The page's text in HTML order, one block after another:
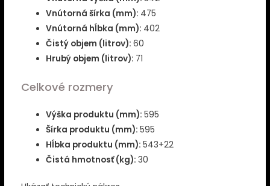
Vnútorná šírka (mm): 475
Vnútorná hĺbka (mm): 402
Čistý objem (litrov): 60
Hrubý objem (litrov): 71
Celkové rozmery
Výška produktu (mm): 595
Šírka produktu (mm): 595
Hĺbka produktu (mm): 543+22
Čistá hmotnosť (kg): 30